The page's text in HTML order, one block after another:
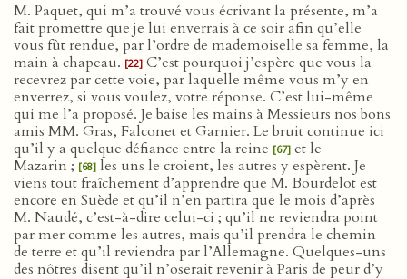
M. Paquet, qui m’a trouvé vous écrivant la présente, m’a
fait promettre que je lui enverrais à ce soir afin qu’elle
vous fût rendue, par l’ordre de mademoiselle sa femme, la
main à chapeau. [22] C’est pourquoi j’espère que vous la
recevrez par cette voie, par laquelle même vous m’y en
enverrez, si vous voulez, votre réponse. C’est lui-même
qui me l’a proposé. Je baise les mains à Messieurs nos bons
amis MM. Gras, Falconet et Garnier. Le bruit continue ici
qu’il y a quelque défiance entre la reine [67] et le
Mazarin ; [68] les uns le croient, les autres y espèrent. Je
viens tout fraîchement d’apprendre que M. Bourdelot est
encore en Suède et qu’il n’en partira que le mois d’après
M. Naudé, c’est-à-dire celui-ci ; qu’il ne reviendra point
par mer comme les autres, mais qu’il prendra le chemin
de terre et qu’il reviendra par l’Allemagne. Quelques-uns
des nôtres disent qu’il n’oserait revenir à Paris de peur d’y